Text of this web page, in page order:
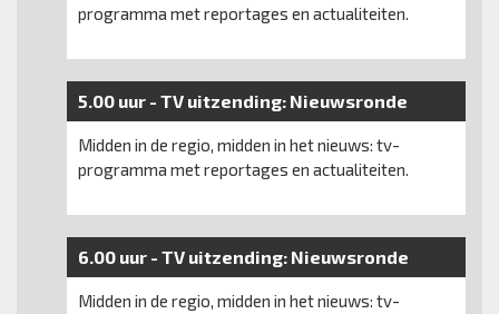
programma met reportages en actualiteiten.
5.00 uur - TV uitzending: Nieuwsronde
Midden in de regio, midden in het nieuws: tv-
programma met reportages en actualiteiten.
6.00 uur - TV uitzending: Nieuwsronde
Midden in de regio, midden in het nieuws: tv-